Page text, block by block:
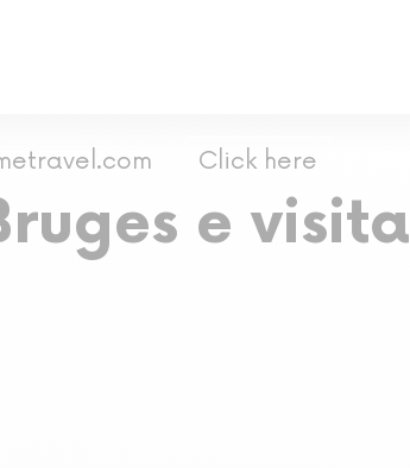
Click here
e visita